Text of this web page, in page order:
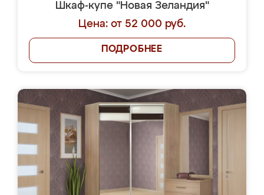
Шкаф-купе "Новая Зеландия"
Цена: от 52 000 руб.
ПОДРОБНЕЕ